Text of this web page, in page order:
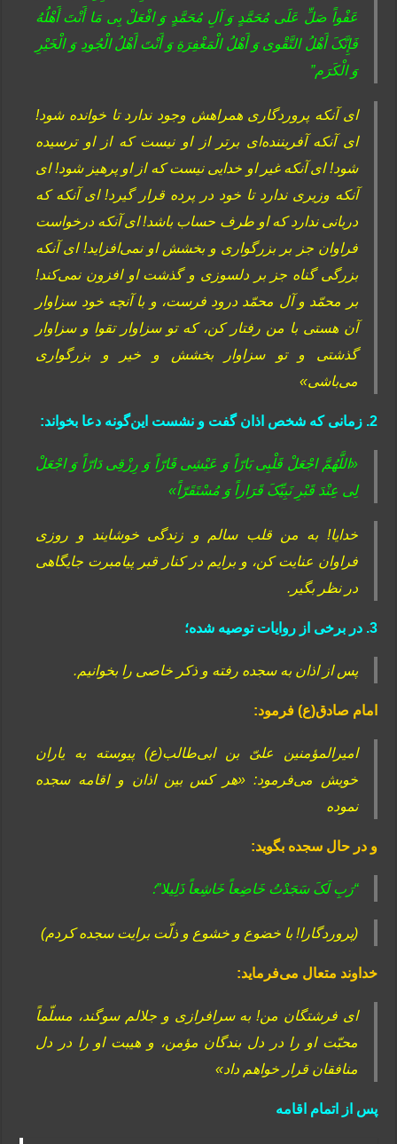
عَفْواً صَلِّ عَلَى مُحَمَّدٍ وَ آلِ مُحَمَّدٍ وَ افْعَلْ بِی مَا أَنْتَ أَهْلُهُ
فَإِنَّکَ‏ أَهْلُ التَّقْوى‏ وَ أَهْلُ الْمَغْفِرَةِ وَ أَنْتَ أَهْلُ الْجُودِ وَ الْخَیْرِ
وَ الْکَرَم‏”
اى آنکه پروردگارى همراهش وجود ندارد تا خوانده شود!
اى آنکه آفریننده‌اى برتر از او نیست که از او ترسیده
شود! اى آنکه غیر او خدایی نیست که از او پرهیز شود! اى
آنکه وزیرى ندارد تا خود در پرده قرار گیرد! اى آنکه که
دربانى ندارد که او طرف حساب باشد! اى آنکه درخواست
فراوان جز بر بزرگوارى و بخشش او نمی‌افزاید! اى آنکه
بزرگى گناه جز بر دلسوزی و گذشت او افزون نمی‌کند!
بر محمّد و آل محمّد درود فرست، و با آنچه خود سزاوار
آن هستى با من رفتار کن، که تو سزاوار تقوا و سزاوار
گذشتی و تو سزاوار بخشش و خیر و بزرگوارى
می‌باشى‏»
2. زمانی که شخص اذان گفت و نشست این‌گونه دعا بخواند:
«اللَّهُمَّ اجْعَلْ قَلْبِی بَارّاً وَ عَیْشِی قَارّاً وَ رِزْقِی دَارّاً وَ اجْعَلْ
لِی عِنْدَ قَبْرِ نَبِیِّکَ قَرَاراً وَ مُسْتَقَرّاً»
خدایا! به من قلب سالم و زندگى خوشایند و روزى
فراوان عنایت کن، و برایم در کنار قبر پیامبرت جایگاهی
در نظر بگیر‏.
3. در برخی از روایات توصیه شده؛
پس از اذان به سجده رفته و ذکر خاصی را بخوانیم.
امام صادق(ع) فرمود:
امیرالمؤمنین علىّ بن ابی‌طالب(ع) پیوسته به یاران
خویش می‌فرمود: «هر کس بین اذان و اقامه سجده
نموده
و در حال سجده بگوید:
“رَبِ‏ لَکَ‏ سَجَدْتُ‏ خَاضِعاً خَاشِعاً ذَلِیلا”؛
(پروردگارا! با خضوع و خشوع و ذلّت برایت سجده کردم)
خداوند متعال می‌فرماید:
اى فرشتگان من! به سرافرازى و جلالم سوگند، مسلّماً
محبّت او را در دل بندگان مؤمن، و هیبت او را در دل
منافقان قرار خواهم داد»
پس از اتمام اقامه